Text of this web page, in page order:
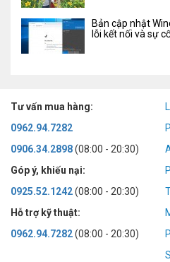
Bản cập nhật
lỗi kết nối và sự
Tư vấn mua hàng:
0962.94.7282
0906.34.2898(08:00 - 20:30)
Góp ý, khiếu nại:
0925.52.1242(08:00 - 20:30)
Hỗ trợ kỹ thuật:
0962.94.7282(08:00 - 20:30)